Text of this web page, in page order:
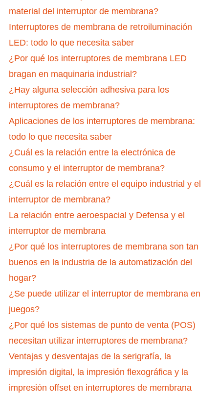
material del interruptor de membrana?
Interruptores de membrana de retroiluminación
LED: todo lo que necesita saber
¿Por qué los interruptores de membrana LED
bragan en maquinaria industrial?
¿Hay alguna selección adhesiva para los
interruptores de membrana?
Aplicaciones de los interruptores de membrana:
todo lo que necesita saber
¿Cuál es la relación entre la electrónica de
consumo y el interruptor de membrana?
¿Cuál es la relación entre el equipo industrial y el
interruptor de membrana?
La relación entre aeroespacial y Defensa y el
interruptor de membrana
¿Por qué los interruptores de membrana son tan
buenos en la industria de la automatización del
hogar?
¿Se puede utilizar el interruptor de membrana en
juegos?
¿Por qué los sistemas de punto de venta (POS)
necesitan utilizar interruptores de membrana?
Ventajas y desventajas de la serigrafía, la
impresión digital, la impresión flexográfica y la
impresión offset en interruptores de membrana